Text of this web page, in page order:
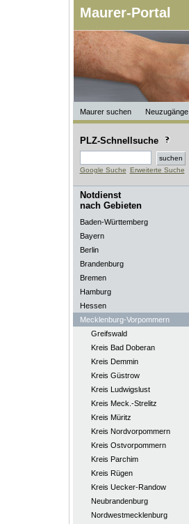
Maurer-Portal
Maurer suchen Neuzugänge
PLZ-Schnellsuche
Google Suche Erweiterte Suche
Notdienst
nach Gebieten
Baden-Württemberg
Bayern
Berlin
Brandenburg
Bremen
Hamburg
Hessen
Mecklenburg-Vorpommern
Greifswald
Kreis Bad Doberan
Kreis Demmin
Kreis Güstrow
Kreis Ludwigslust
Kreis Meck.-Strelitz
Kreis Müritz
Kreis Nordvorpommern
Kreis Ostvorpommern
Kreis Parchim
Kreis Rügen
Kreis Uecker-Randow
Neubrandenburg
Nordwestmecklenburg